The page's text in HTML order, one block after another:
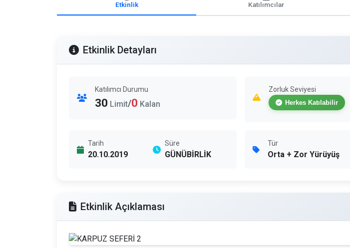
Etkinlik Katılımcılar
Etkinlik Detayları
Katılımcı Durumu
30 Limit/0 Kalan
Zorluk Seviyesi
Herkes Katılabilir
Tarih
20.10.2019
Süre
GÜNÜBİRLİK
Tür
Orta + Zor Yürüyüş
Etkinlik Açıklaması